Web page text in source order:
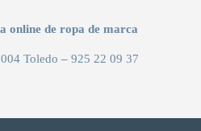
online de ropa de marca
Toledo –925 22 09 37